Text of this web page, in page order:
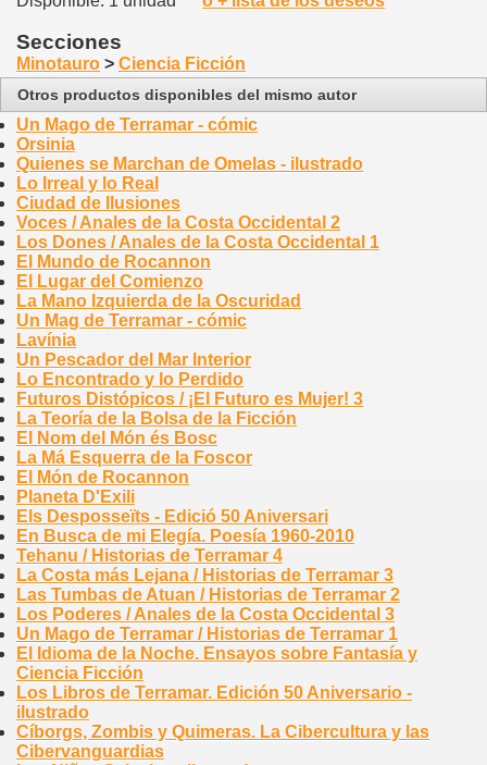
Secciones
Minotauro > Ciencia Ficción
Otros productos disponibles del mismo autor
Un Mago de Terramar - cómic
Orsinia
Quienes se Marchan de Omelas - ilustrado
Lo Irreal y lo Real
Ciudad de Ilusiones
Voces / Anales de la Costa Occidental 2
Los Dones / Anales de la Costa Occidental 1
El Mundo de Rocannon
El Lugar del Comienzo
La Mano Izquierda de la Oscuridad
Un Mag de Terramar - cómic
Lavínia
Un Pescador del Mar Interior
Lo Encontrado y lo Perdido
Futuros Distópicos / ¡El Futuro es Mujer! 3
La Teoría de la Bolsa de la Ficción
El Nom del Món és Bosc
La Má Esquerra de la Foscor
El Món de Rocannon
Planeta D'Exili
Els Desposseïts - Edició 50 Aniversari
En Busca de mi Elegía. Poesía 1960-2010
Tehanu / Historias de Terramar 4
La Costa más Lejana / Historias de Terramar 3
Las Tumbas de Atuan / Historias de Terramar 2
Los Poderes / Anales de la Costa Occidental 3
Un Mago de Terramar / Historias de Terramar 1
El Idioma de la Noche. Ensayos sobre Fantasía y
Ciencia Ficción
Los Libros de Terramar. Edición 50 Aniversario -
ilustrado
Cíborgs, Zombis y Quimeras. La Cibercultura y las
Cibervanguardias